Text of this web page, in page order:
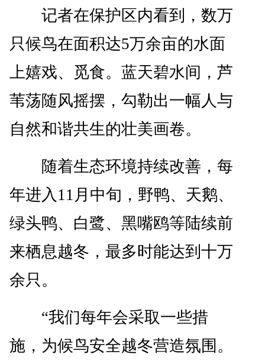
记者在保护区内看到，数万
只候鸟在面积达5万余亩的水面
上嬉戏、觅食。蓝天碧水间，芦
苇荡随风摇摆，勾勒出一幅人与
自然和谐共生的壮美画卷。
随着生态环境持续改善，每
年进入11月中旬，野鸭、天鹅、
绿头鸭、白鹭、黑嘴鸥等陆续前
来栖息越冬，最多时能达到十万
余只。
“我们每年会采取一些措
施，为候鸟安全越冬营造氛围。